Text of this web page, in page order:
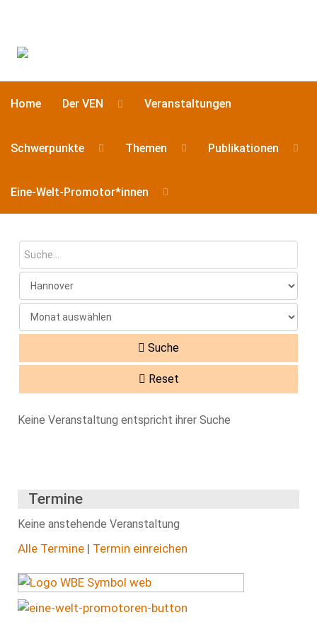
Home Der VEN Veranstaltungen
Schwerpunkte Themen Publikationen
Eine-Welt-Promotor*innen
Suche
Reset
Keine Veranstaltung entspricht ihrer Suche
Termine
Keine anstehende Veranstaltung
Alle Termine | Termin einreichen